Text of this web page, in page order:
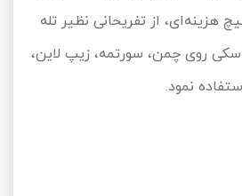
هزینه‌ای، از تفریحانی نظیر تله
روی چمن، سورتمه، زیپ لاین،
نمود.